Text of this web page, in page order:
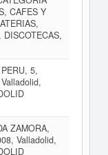
CAFES Y
DISCOTECAS,
5,
ZAMORA,
Valladolid,